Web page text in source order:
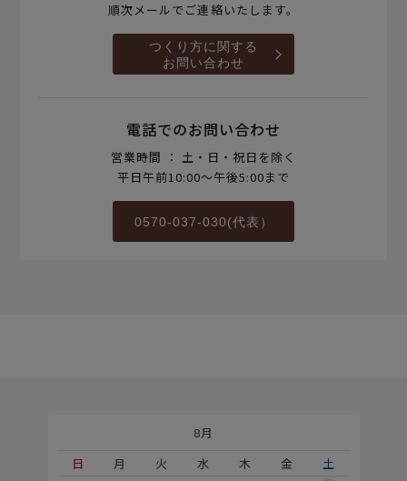
順次メールでご連絡いたします。
つくり方に関する
お問い合わせ
電話でのお問い合わせ
営業時間 ： 土・日・祝日を除く
平日午前10:00～午後5:00まで
0570-037-030(代表）
8月
日
月 火 水 木 金
土